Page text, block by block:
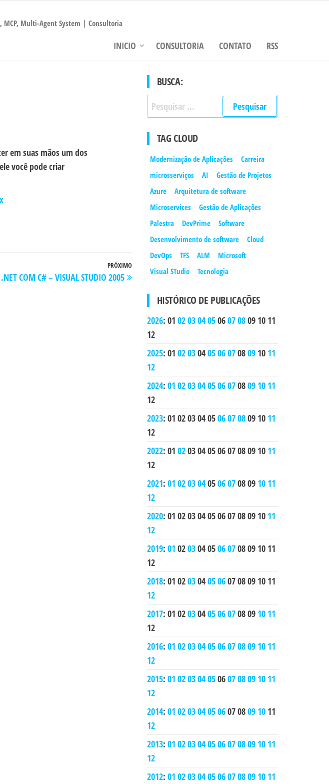
MCP, Multi-Agent System | Consultoria
INICIO CONSULTORIA CONTATO RSS
em suas mãos um dos
você pode criar
Próximo
post
PRÓXIMO
COM C# – VISUAL STUDIO 2005
BUSCA:
Pesquisar
por:
TAG CLOUD
Modernização de Aplicações
Carreira
microsserviços
AI
Gestão de Projetos
Azure
Arquitetura de software
Microservices
Gestão de Aplicações
Palestra
DevPrime
Software
Desenvolvimento de software
Cloud
DevOps
TFS ALM
Microsoft
Visual STudio
Tecnologia
HISTÓRICO DE PUBLICAÇÕES
2026: 01 0203040506070809 10 11
12
2025: 01 0203040506070809 10 11
12
2024: 01 0203040506070809 10 11
12
2023: 01 0203040506070809 10 11
12
2022: 01 0203040506070809 10 11
12
2021: 01 0203040506070809 10 11
12
2020: 01 0203040506070809 10 11
12
2019: 01 0203040506070809 10 11
12
2018: 01 0203040506070809 10 11
12
2017: 01 0203040506070809 10 11
12
2016: 01 0203040506070809 10 11
12
2015: 01 0203040506070809 10 11
12
2014: 01 0203040506070809 10 11
12
2013: 01 0203040506070809 10 11
12
2012: 01 0203040506070809 10 11